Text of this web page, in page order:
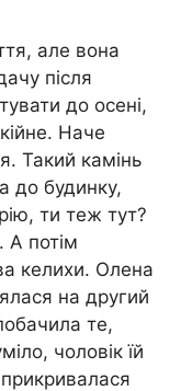
але вона
після
до осені,
Наче
Такий камінь
до будинку,
ти теж тут?
А потім
келихи. Олена
на другий
те,
чоловік їй